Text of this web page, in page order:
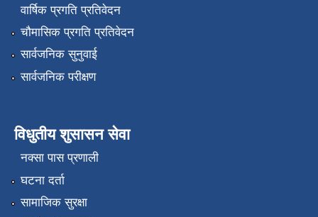
वार्षिक प्रगति प्रतिवेदन
चौमासिक प्रगति प्रतिवेदन
सार्वजनिक सुनुवाई
सार्वजनिक परीक्षण
विधुतीय शुसासन सेवा
नक्सा पास प्रणाली
घटना दर्ता
सामाजिक सुरक्षा